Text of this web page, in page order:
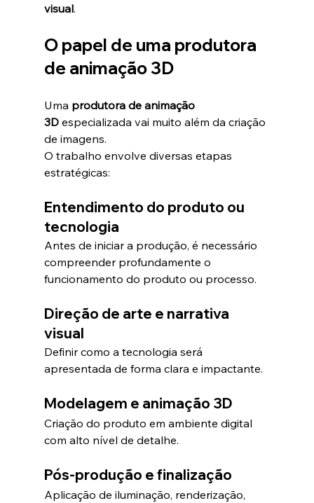
visual.
O papel de uma produtora
de animação 3D
Uma produtora de animação
3D especializada vai muito além da criação
de imagens.
O trabalho envolve diversas etapas
estratégicas:
Entendimento do produto ou
tecnologia
Antes de iniciar a produção, é necessário
compreender profundamente o
funcionamento do produto ou processo.
Direção de arte e narrativa
visual
Definir como a tecnologia será
apresentada de forma clara e impactante.
Modelagem e animação 3D
Criação do produto em ambiente digital
com alto nível de detalhe.
Pós-produção e finalização
Aplicação de iluminação, renderização,